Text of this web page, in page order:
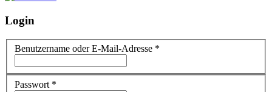
Login
Benutzername oder E-Mail-Adresse *
Passwort *